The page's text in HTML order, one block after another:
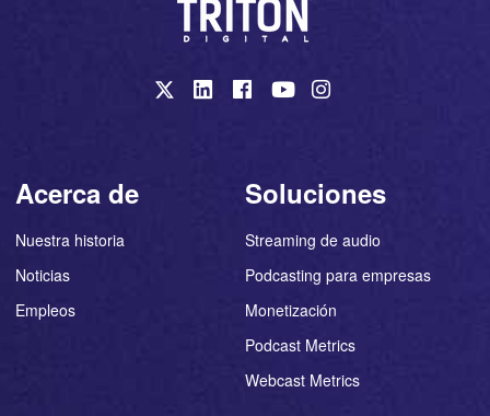
Acerca de
Nuestra historia
Noticias
Empleos
Soluciones
Streaming de audio
Podcasting para empresas
Monetización
Podcast Metrics
Webcast Metrics